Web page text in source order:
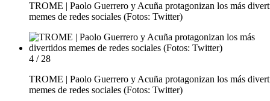
TROME | Paolo Guerrero y Acuña protagonizan los más
memes de redes sociales (Fotos: Twitter)
4 / 28
TROME | Paolo Guerrero y Acuña protagonizan los más
memes de redes sociales (Fotos: Twitter)